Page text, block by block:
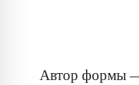
Автор формы —